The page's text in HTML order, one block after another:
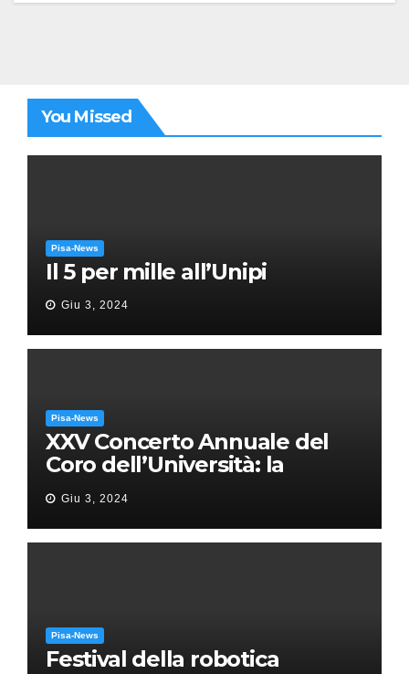
You Missed
Pisa-News
Il 5 per mille all’Unipi
Giu 3, 2024
Pisa-News
XXV Concerto Annuale del
Coro dell’Università: la
“Messa in gloria” di Giacomo
Puccini
Giu 3, 2024
Pisa-News
Festival della robotica